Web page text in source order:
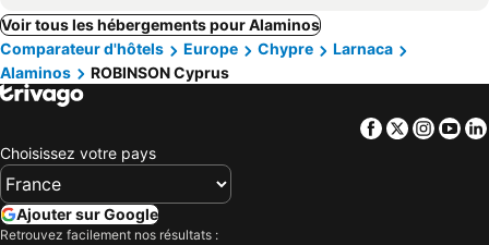
Voir tous les hébergements pour Alaminos
Comparateur d'hôtels
Europe Chypre
Larnaca
Alaminos
ROBINSON Cyprus
Facebook
Twitter
Choisissez votre pays
Ajouter sur Google
Retrouvez facilement nos résultats :